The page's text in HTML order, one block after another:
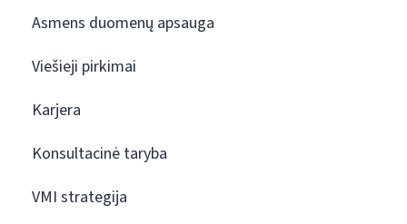
Asmens duomenų apsauga
Viešieji pirkimai
Karjera
Konsultacinė taryba
VMI strategija